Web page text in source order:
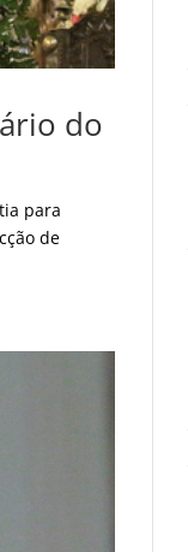
do
para
de